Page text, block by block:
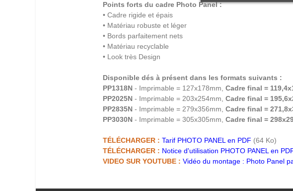
Points forts du cadre Photo Panel:
• Cadre rigide et épais
• Matériau robuste et léger
• Bords parfaitement nets
• Matériau recyclable
• Look très Design
Disponible dés à présent dans les formats suivants :
PP1318N - Imprimable = 127x178mm, Cadre final =
PP2025N - Imprimable = 203x254mm, Cadre final =
PP2835N - Imprimable = 279x356mm, Cadre final =
PP3030N - Imprimable = 305x305mm, Cadre final =
TÉLÉCHARGER : Tarif PHOTO PANEL en PDF (64 Ko)
TÉLÉCHARGER : Notice d'utilisation PHOTO PANEL en
VIDEO SUR YOUTUBE : Vidéo du montage : Photo Panel